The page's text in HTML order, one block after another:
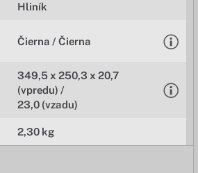
Hliník
Čierna / Čierna
349,5 x 250,3 x 20,7
(vpredu) /
23,0 (vzadu)
2,30 kg